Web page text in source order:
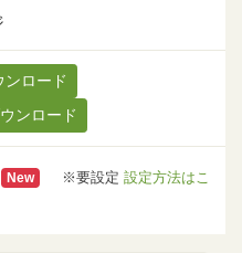
ンロード
ンロード
New ※要設定 設定方法はこ